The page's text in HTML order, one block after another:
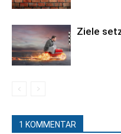
Ziele
1 KOMMENTAR